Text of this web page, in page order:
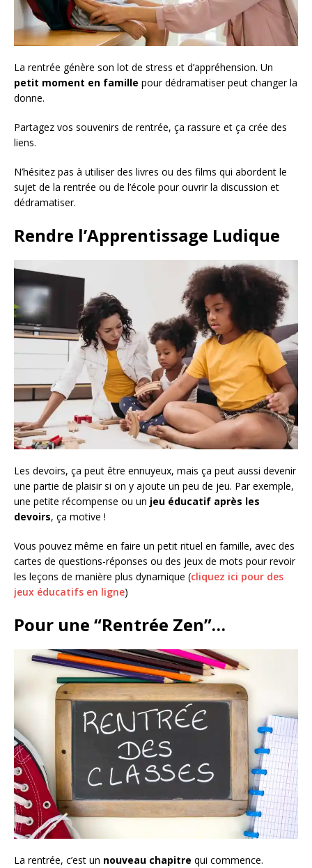
La rentrée génère son lot de stress et d’appréhension. Un
petit moment en famille pour dédramatiser peut changer la
donne.
Partagez vos souvenirs de rentrée, ça rassure et ça crée des
liens.
N’hésitez pas à utiliser des livres ou des films qui abordent le
sujet de la rentrée ou de l’école pour ouvrir la discussion et
dédramatiser.
Rendre l’Apprentissage Ludique
Les devoirs, ça peut être ennuyeux, mais ça peut aussi devenir
une partie de plaisir si on y ajoute un peu de jeu. Par exemple,
une petite récompense ou un jeu éducatif après les
devoirs, ça motive !
Vous pouvez même en faire un petit rituel en famille, avec des
cartes de questions-réponses ou des jeux de mots pour revoir
les leçons de manière plus dynamique (cliquez ici pour des
jeux éducatifs en ligne)
Pour une “Rentrée Zen”…
La rentrée, c’est un nouveau chapitre qui commence.